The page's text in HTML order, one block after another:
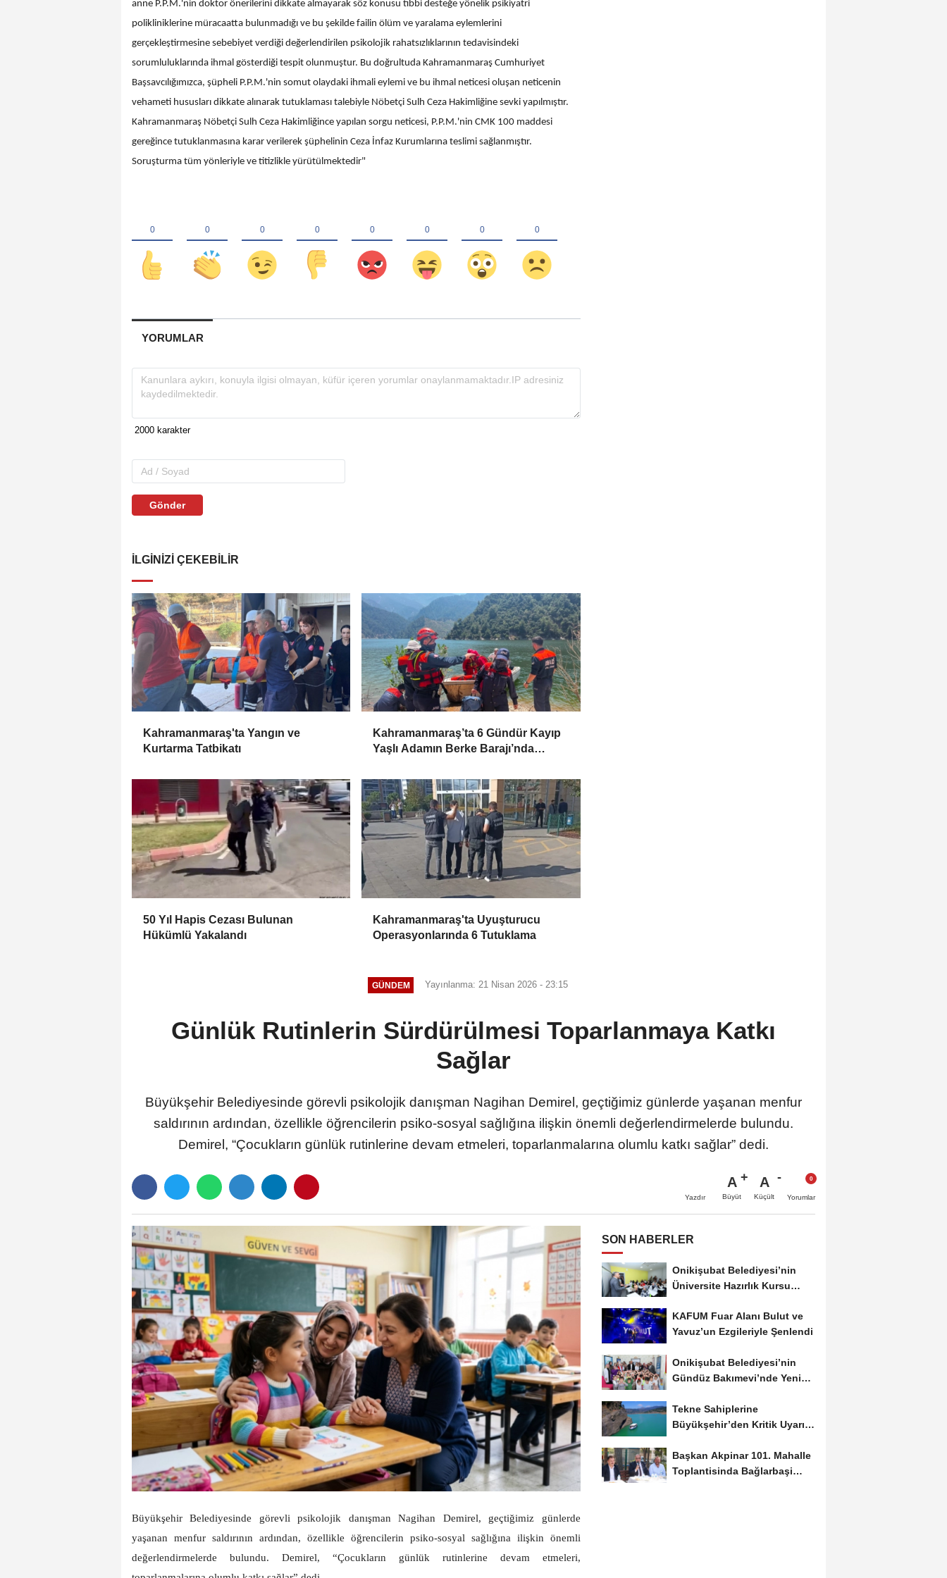
anne P.P.M.'nin doktor önerilerini dikkate almayarak söz konusu tıbbi desteğe yönelik psikiyatri
polikliniklerine müracaatta bulunmadığı ve bu şekilde failin ölüm ve yaralama eylemlerini
gerçekleştirmesine sebebiyet verdiği değerlendirilen psikolojik rahatsızlıklarının tedavisindeki
sorumluluklarında ihmal gösterdiği tespit olunmuştur. Bu doğrultuda Kahramanmaraş Cumhuriyet
Başsavcılığımızca, şüpheli P.P.M.'nin somut olaydaki ihmali eylemi ve bu ihmal neticesi oluşan neticenin
vehameti hususları dikkate alınarak tutuklaması talebiyle Nöbetçi Sulh Ceza Hakimliğine sevki yapılmıştır.
Kahramanmaraş Nöbetçi Sulh Ceza Hakimliğince yapılan sorgu neticesi, P.P.M.'nin CMK 100 maddesi
gereğince tutuklanmasına karar verilerek şüphelinin Ceza İnfaz Kurumlarına teslimi sağlanmıştır.
Soruşturma tüm yönleriyle ve titizlikle yürütülmektedir"
YORUMLAR
Gönder
İLGINIZI ÇEKEBILIR
Kahramanmaraş'ta Yangın ve
Kurtarma Tatbikatı
Kahramanmaraş’ta 6 Gündür Kayıp
Yaşlı Adamın Berke Barajı’nda
50 Yıl Hapis Cezası Bulunan
Hükümlü Yakalandı
Kahramanmaraş'ta Uyuşturucu
Operasyonlarında 6 Tutuklama
GÜNDEM Yayınlanma: 21 Nisan 2026 - 23:15
Günlük Rutinlerin Sürdürülmesi Toparlanmaya Katkı
Sağlar
Büyükşehir Belediyesinde görevli psikolojik danışman Nagihan Demirel, geçtiğimiz günlerde yaşanan menfur
saldırının ardından, özellikle öğrencilerin psiko-sosyal sağlığına ilişkin önemli değerlendirmelerde bulundu.
Demirel, “Çocukların günlük rutinlerine devam etmeleri, toparlanmalarına olumlu katkı sağlar” dedi.
Yazdır
A
Büyüt
A
Küçült Yorumlar
Büyükşehir Belediyesinde görevli psikolojik danışman Nagihan Demirel, geçtiğimiz günlerde
yaşanan menfur saldırının ardından, özellikle öğrencilerin psiko-sosyal sağlığına ilişkin önemli
değerlendirmelerde bulundu. Demirel, “Çocukların günlük rutinlerine devam etmeleri,
SON HABERLER
Onikişubat Belediyesi’nin
Üniversite Hazırlık Kursu
KAFUM Fuar Alanı Bulut ve
Yavuz’un Ezgileriyle Şenlendi
Onikişubat Belediyesi’nin
Gündüz Bakımevi’nde Yeni
Tekne Sahiplerine
Büyükşehir’den Kritik Uyarı;
Başkan Akpinar 101. Mahalle
Toplantisinda Bağlarbaşi